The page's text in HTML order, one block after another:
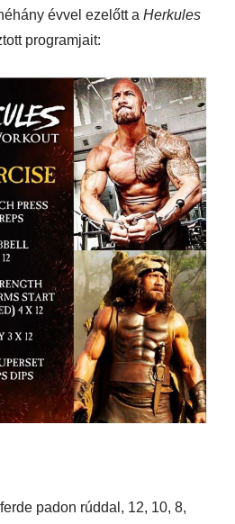
évvel ezelőtt a Herkules
programjait:
padon rúddal, 12, 10, 8,